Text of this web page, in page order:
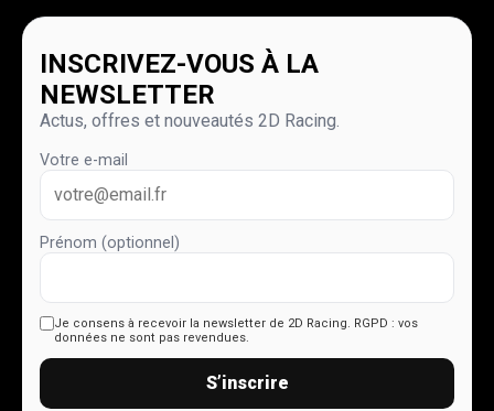
INSCRIVEZ-VOUS À LA
NEWSLETTER
Actus, offres et nouveautés 2D Racing.
Votre e-mail
Prénom (optionnel)
Je consens à recevoir la newsletter de 2D Racing. RGPD : vos
données ne sont pas revendues.
S’inscrire